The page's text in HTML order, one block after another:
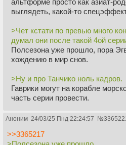
выглядеть, какой-то
>Чет кстати по превью много
думал они после такой 4ой
Полсезона уже прошло, пора
хождению в мир снов.
>Ну и про Танчико ноль кадров.
Гаврики могут на корабле
часть серии провести.
Аноним 24/03/25 Пнд 22:24:57 №
>>3365217